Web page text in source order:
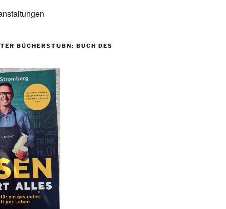
BÜCHERSTUBN: BUCH DES